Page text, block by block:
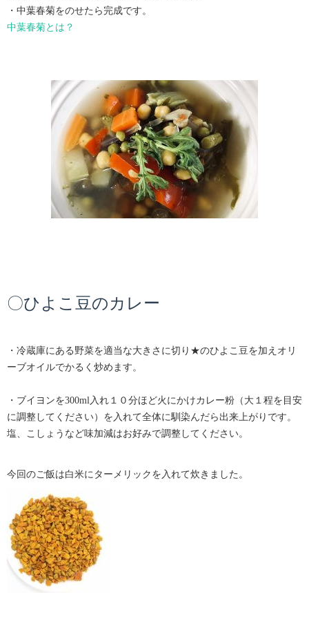
・中葉春菊をのせたら完成です。
中葉春菊とは？
〇ひよこ豆のカレー
・冷蔵庫にある野菜を適当な大きさに切り★のひよこ豆を加えオリ
ーブオイルでかるく炒めます。
・ブイヨンを300ml入れ１０分ほど火にかけカレー粉（大１程を目安
に調整してください）を入れて全体に馴染んだら出来上がりです。
塩、こしょうなど味加減はお好みで調整してください。
今回のご飯は白米にターメリックを入れて炊きました。